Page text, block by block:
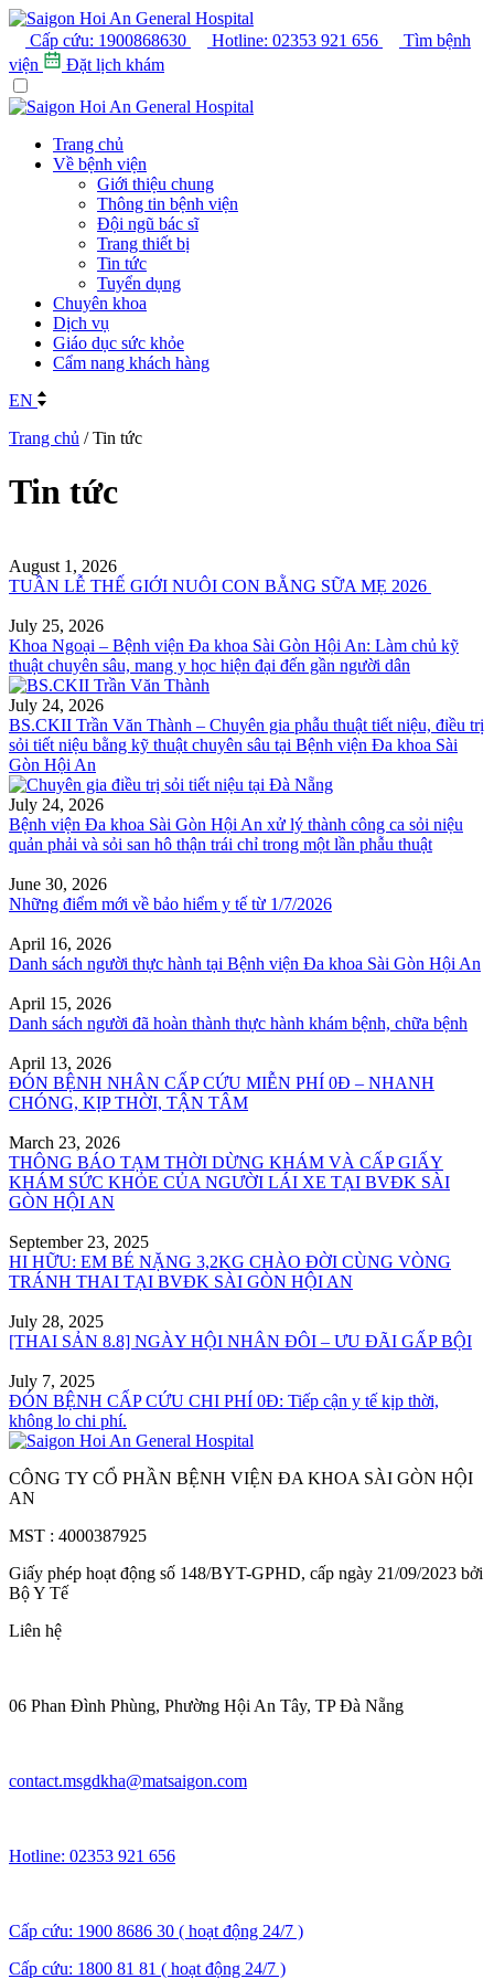
Cấp cứu: 1900868630 Hotline: 02353 921 656
Tìm bệnh
viện
Đặt lịch khám
Trang chủ
Về bệnh viện
Giới thiệu chung
Thông tin bệnh viện
Đội ngũ bác sĩ
Trang thiết bị
Tin tức
Tuyển dụng
Chuyên khoa
Dịch vụ
Giáo dục sức khỏe
Cẩm nang khách hàng
EN
Trang chủ /Tin tức
Tin tức
August 1, 2026
TUẦN LỄ THẾ GIỚI NUÔI CON BẰNG SỮA MẸ 2026
July 25, 2026
Khoa Ngoại – Bệnh viện Đa khoa Sài Gòn Hội An: Làm chủ kỹ
thuật chuyên sâu, mang y học hiện đại đến gần người dân
July 24, 2026
BS.CKII Trần Văn Thành – Chuyên gia phẫu thuật tiết niệu, điều trị
sỏi tiết niệu bằng kỹ thuật chuyên sâu tại Bệnh viện Đa khoa Sài
Gòn Hội An
July 24, 2026
Bệnh viện Đa khoa Sài Gòn Hội An xử lý thành công ca sỏi niệu
quản phải và sỏi san hô thận trái chỉ trong một lần phẫu thuật
June 30, 2026
Những điểm mới về bảo hiểm y tế từ 1/7/2026
April 16, 2026
Danh sách người thực hành tại Bệnh viện Đa khoa Sài Gòn Hội An
April 15, 2026
Danh sách người đã hoàn thành thực hành khám bệnh, chữa bệnh
April 13, 2026
ĐÓN BỆNH NHÂN CẤP CỨU MIỄN PHÍ 0Đ – NHANH
CHÓNG, KỊP THỜI, TẬN TÂM
March 23, 2026
THÔNG BÁO TẠM THỜI DỪNG KHÁM VÀ CẤP GIẤY
KHÁM SỨC KHỎE CỦA NGƯỜI LÁI XE TẠI BVĐK SÀI
GÒN HỘI AN
September 23, 2025
HI HỮU: EM BÉ NẶNG 3,2KG CHÀO ĐỜI CÙNG VÒNG
TRÁNH THAI TẠI BVĐK SÀI GÒN HỘI AN
July 28, 2025
[THAI SẢN 8.8] NGÀY HỘI NHÂN ĐÔI – ƯU ĐÃI GẤP BỘI
July 7, 2025
ĐÓN BỆNH CẤP CỨU CHI PHÍ 0Đ: Tiếp cận y tế kịp thời,
không lo chi phí.
CÔNG TY CỔ PHẦN BỆNH VIỆN ĐA KHOA SÀI GÒN HỘI
AN
MST : 4000387925
Giấy phép hoạt động số 148/BYT-GPHD, cấp ngày 21/09/2023 bởi
Bộ Y Tế
Liên hệ
06 Phan Đình Phùng, Phường Hội An Tây, TP Đà Nẵng
contact.msgdkha@matsaigon.com
Hotline: 02353 921 656
Cấp cứu: 1900 8686 30 ( hoạt động 24/7 )
Cấp cứu: 1800 81 81 ( hoạt động 24/7 )